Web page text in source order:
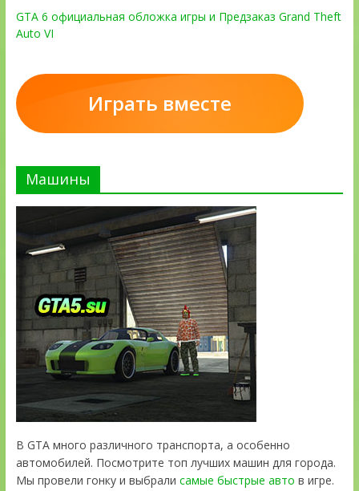
GTA 6 официальная обложка игры и Предзаказ Grand Theft
Auto VI
Играть вместе
Машины
В GTA много различного транспорта, а особенно
автомобилей. Посмотрите топ лучших машин для города.
Мы провели гонку и выбрали самые быстрые авто в игре.